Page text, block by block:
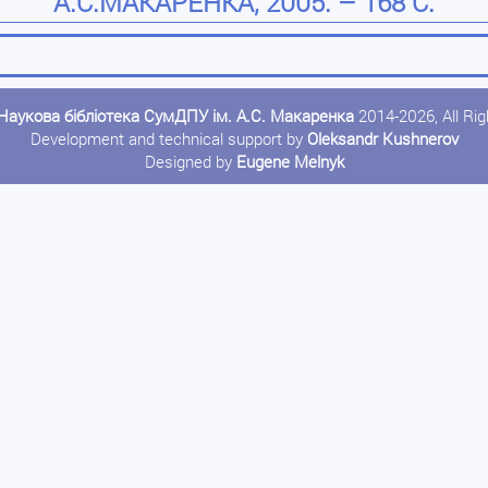
бібліотека СумДПУ ім. А.С. Макаренка 2014-2026, All
Development and technical support by Oleksandr Kushnerov
Designed by Eugene Melnyk